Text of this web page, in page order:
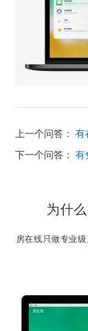
上一个问答：
下一个问答： 有
为什
房在线只做专业